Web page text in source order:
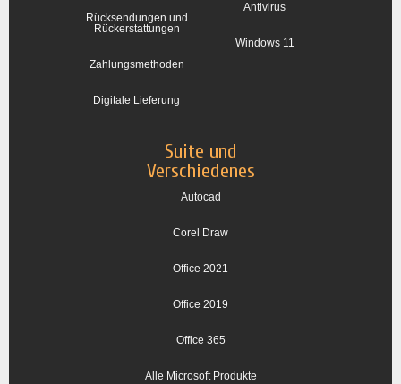
Rücksendungen und
Rückerstattungen
Zahlungsmethoden
Digitale Lieferung
Antivirus
Windows 11
Suite und
Verschiedenes
Autocad
Corel Draw
Office 2021
Office 2019
Office 365
Alle Microsoft Produkte